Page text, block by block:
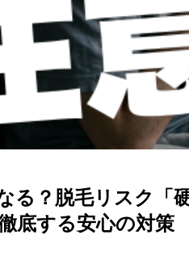
る？脱毛リスク「
底する安心の対策